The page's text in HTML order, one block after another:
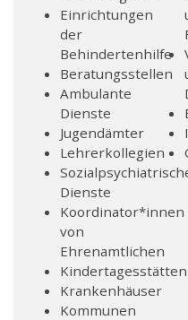
Einrichtungen
der
Behindertenhilfe
Beratungsstellen
Ambulante
Dienste
Jugendämter
Lehrerkollegien
Dienste
Koordinator*innen
von
Ehrenamtlichen
Kindertagesstätten
Krankenhäuser
Kommunen